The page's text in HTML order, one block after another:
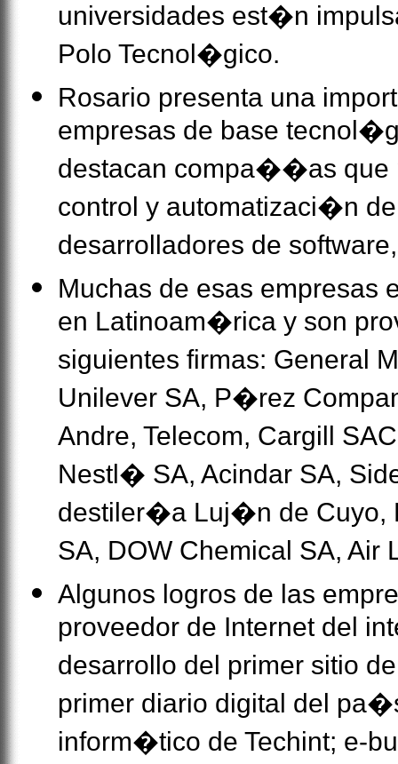
universidades est�n
Polo Tecnol�gico.
Rosario presenta una
empresas de base
destacan compa��as que
control y automatizaci�n
desarrolladores de
Muchas de esas empresas
en Latinoam�rica y son
siguientes firmas: General
Unilever SA, P�rez
Andre, Telecom, Cargill
Nestl� SA, Acindar SA,
destiler�a Luj�n de Cuyo,
SA, DOW Chemical SA, Air
Algunos logros de las
proveedor de Internet del
desarrollo del primer sitio
primer diario digital del
inform�tico de Techint; e-